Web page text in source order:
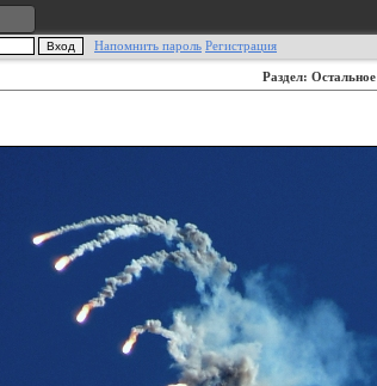
Напомнить пароль Регистрация
Раздел: Остальное